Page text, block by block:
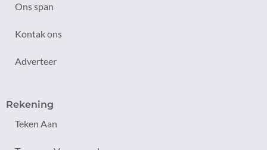
Ons span
Kontak ons
Adverteer
Rekening
Teken Aan